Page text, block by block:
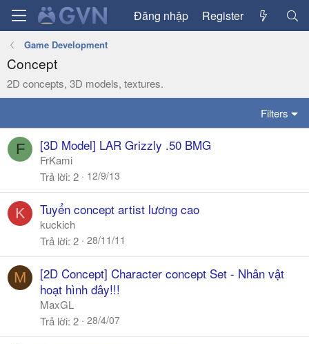
Đăng nhập Register
Game Development
Concept
2D concepts, 3D models, textures.
Filters
F [3D Model] LAR Grizzly .50 BMG
FrKami
Trả lời 2 12/9/13
K Tuyển concept artist lương cao
kuckich
Trả lời 2 28/11/11
M
[2D Concept] Character concept Set - Nhân vật
hoạt hình đây!!!
MaxGL
Trả lời 2 28/4/07